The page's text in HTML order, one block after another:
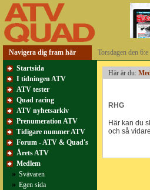
Navigera dig fram här
Torsdagen den
Startsida
I tidningen ATV
ATV tester
Quad racing
ATV nyhetsarkiv
Prenumeration ATV
Tidigare nummer ATV
Forum - ATV & Quad's
Årets ATV
Medlem
» Svävaren
» Egen sida
Här är du:
RHG
Här kan du
och så